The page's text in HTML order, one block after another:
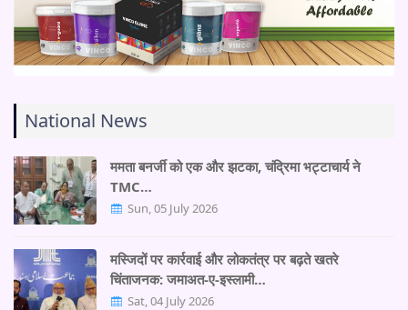
National News
ममता बनर्जी को एक और झटका, चंद्रिमा भट्टाचार्य ने
TMC…
Sun, 05 July 2026
मस्जिदों पर कार्रवाई और लोकतंत्र पर बढ़ते खतरे
चिंताजनक: जमाअत-ए-इस्लामी…
Sat, 04 July 2026